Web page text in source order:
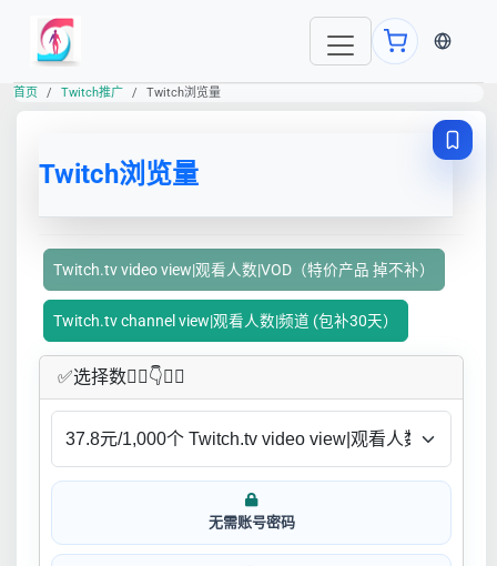
当前语
首页 Twitch推广 Twitch浏览量
Twitch浏览量
Twitch.tv video view|观看人数|VOD（特价产品 掉不补）
Twitch.tv channel view|观看人数|频道 (包补30天）
✅​选择数👇🏻​​👇👇🏻​​
无需账号密码